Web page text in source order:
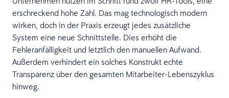
erschreckend hohe Zahl. Das mag technologisch modern
wirken, doch in der Praxis erzeugt jedes zusätzliche
System eine neue Schnittstelle. Dies erhöht die
Fehleranfälligkeit und letztlich den manuellen Aufwand.
Außerdem verhindert ein solches Konstrukt echte
Transparenz über den gesamten Mitarbeiter-Lebenszyklus
hinweg.